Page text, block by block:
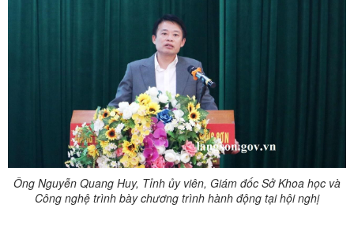
Ông Nguyễn Quang Huy, Tỉnh ủy viên, Giám đốc Sở Khoa học và
Công nghệ trình bày chương trình hành động tại hội nghị